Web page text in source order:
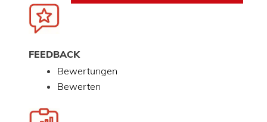
FEEDBACK
Bewertungen
Bewerten